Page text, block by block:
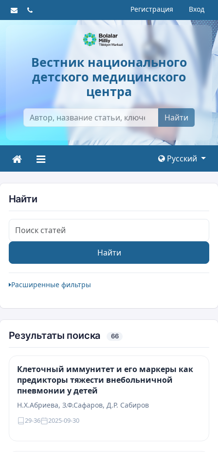
Регистрация Вход
Вестник национального
детского медицинского
центра
Найти
Русский
Найти
Поиск статей
Найти
Расширенные фильтры
Результаты поиска 66
Клеточный иммунитет и его маркеры как
предикторы тяжести внебольничной
пневмонии у детей
Н.Х.Абриева, З.Ф.Сафаров, Д.Р. Сабиров
29-36 2025-09-30